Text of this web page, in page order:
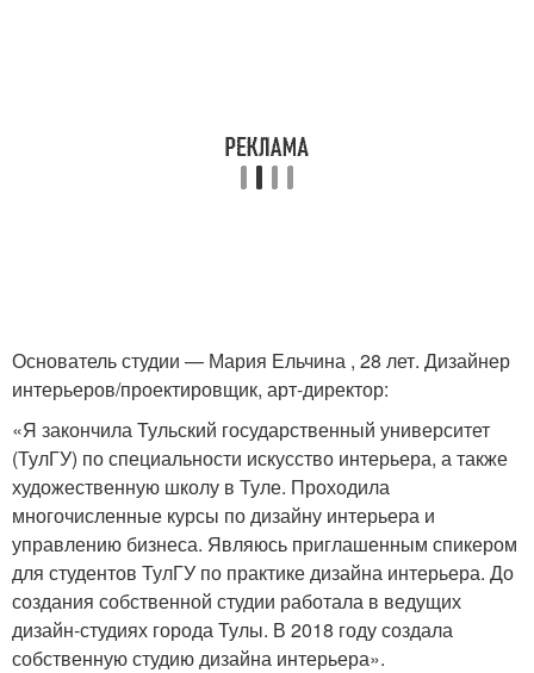
Основатель студии — Мария Ельчина , 28 лет. Дизайнер
интерьеров/проектировщик, арт-директор:
«Я закончила Тульский государственный университет
(ТулГУ) по специальности искусство интерьера, а также
художественную школу в Туле. Проходила
многочисленные курсы по дизайну интерьера и
управлению бизнеса. Являюсь приглашенным спикером
для студентов ТулГУ по практике дизайна интерьера. До
создания собственной студии работала в ведущих
дизайн-студиях города Тулы. В 2018 году создала
собственную студию дизайна интерьера».